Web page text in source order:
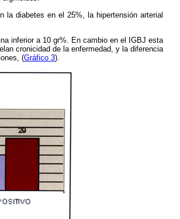
la diabetes en el 25%, la hipertensión arterial
inferior a 10 gr%. En cambio en el IGBJ esta
cronicidad de la enfermedad, y la diferencia
(Gráfico 3).